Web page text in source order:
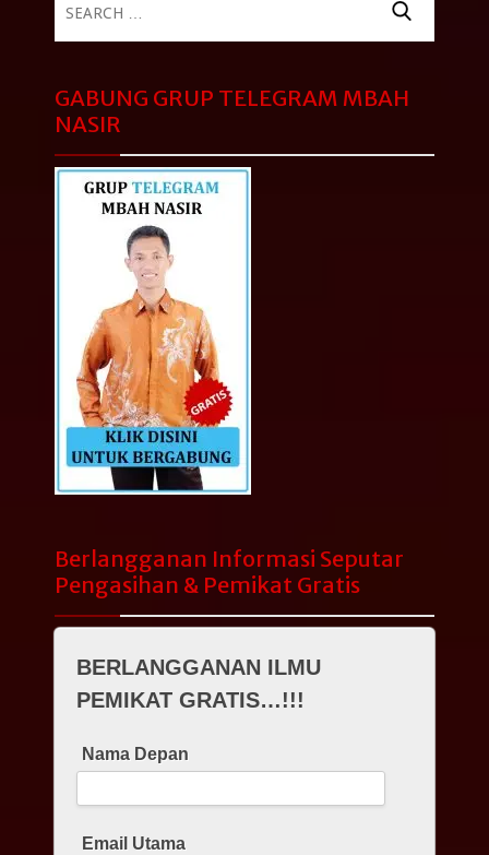
for:
GABUNG GRUP TELEGRAM MBAH
NASIR
Berlangganan Informasi Seputar
Pengasihan & Pemikat Gratis
BERLANGGANAN ILMU
PEMIKAT GRATIS…!!!
Nama Depan
Email Utama